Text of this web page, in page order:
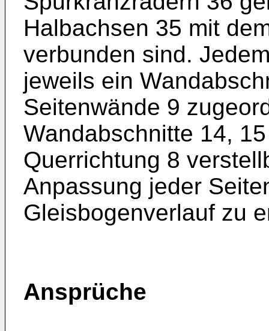
Halbachsen 35 mit
verbunden sind.
jeweils ein
Seitenwände 9
Wandabschnitte 14,
Querrichtung 8
Anpassung jeder
Gleisbogenverlauf zu
Ansprüche